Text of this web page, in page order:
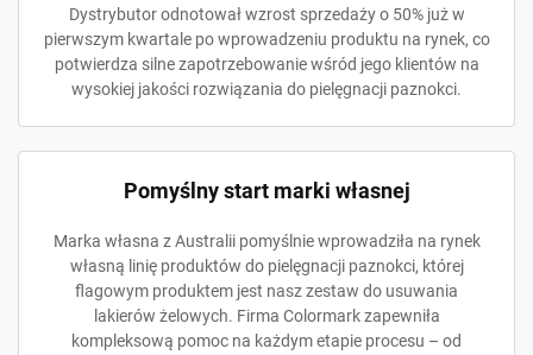
Dystrybutor odnotował wzrost sprzedaży o 50% już w
pierwszym kwartale po wprowadzeniu produktu na rynek, co
potwierdza silne zapotrzebowanie wśród jego klientów na
wysokiej jakości rozwiązania do pielęgnacji paznokci.
Pomyślny start marki własnej
Marka własna z Australii pomyślnie wprowadziła na rynek
własną linię produktów do pielęgnacji paznokci, której
flagowym produktem jest nasz zestaw do usuwania
lakierów żelowych. Firma Colormark zapewniła
kompleksową pomoc na każdym etapie procesu – od